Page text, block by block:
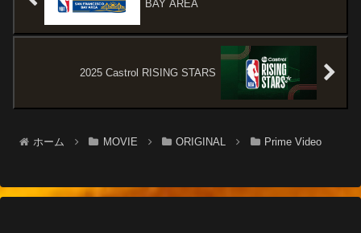
BAY AREA
2025 Castrol RISING STARS
ホーム MOVIE ORIGINAL Prime Video